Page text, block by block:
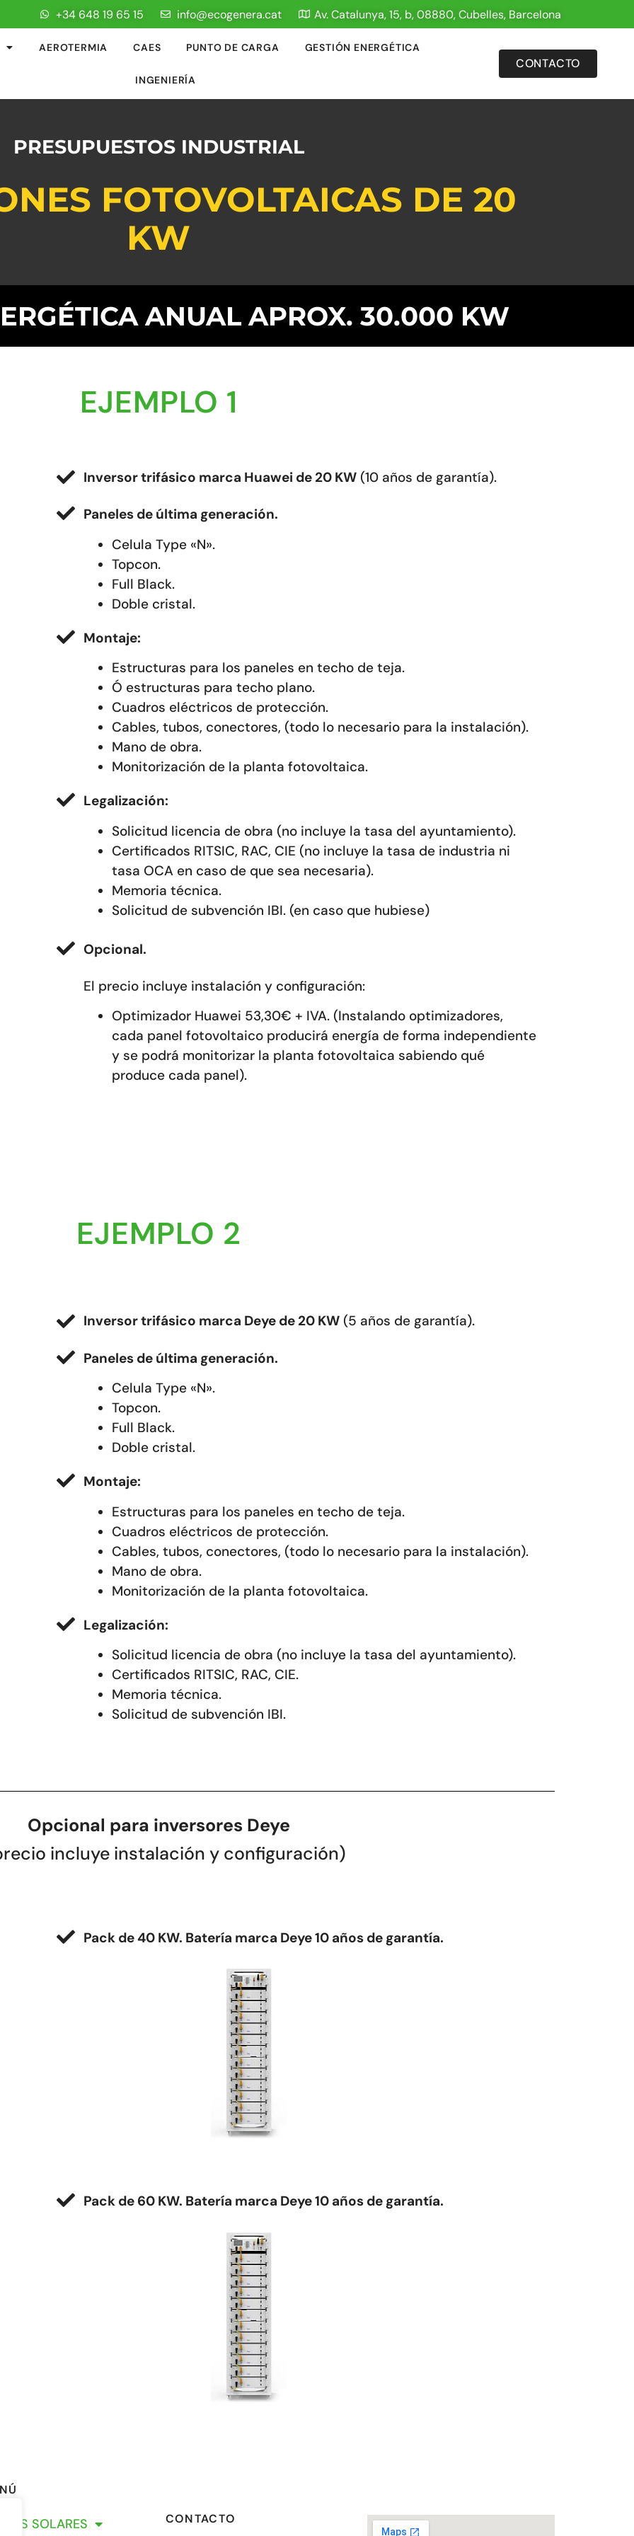
+34 648 19 65 15 info@ecogenera.cat Av. Catalunya, 15, b, 08880, Cubelles, Barcelona
AEROTERMIA CAES PUNTO DE CARGA GESTIÓN ENERGÉTICA
INGENIERÍA
CONTACTO
PRESUPUESTOS INDUSTRIAL
FOTOVOLTAICAS DE 20
KW
ANUAL APROX. 30.000 KW
EJEMPLO 1
Inversor trifásico marca Huawei de 20 KW(10 años de garantía).
Paneles de última generación.
Celula Type «N».
Topcon.
Full Black.
Doble cristal.
Montaje:
Estructuras para los paneles en techo de teja.
Ó estructuras para techo plano.
Cuadros eléctricos de protección.
Cables, tubos, conectores, (todo lo necesario para la instalación).
Mano de obra.
Monitorización de la planta fotovoltaica.
Legalización:
Solicitud licencia de obra (no incluye la tasa del ayuntamiento).
Certificados RITSIC, RAC, CIE (no incluye la tasa de industria ni
tasa OCA en caso de que sea necesaria).
Memoria técnica.
Solicitud de subvención IBI. (en caso que hubiese)
Opcional.
El precio incluye instalación y configuración:
Optimizador Huawei 53,30€ + IVA. (Instalando optimizadores,
cada panel fotovoltaico producirá energía de forma independiente
y se podrá monitorizar la planta fotovoltaica sabiendo qué
produce cada panel).
EJEMPLO 2
Inversor trifásico marca Deye de 20 KW(5 años de garantía).
Paneles de última generación.
Celula Type «N».
Topcon.
Full Black.
Doble cristal.
Montaje:
Estructuras para los paneles en techo de teja.
Cuadros eléctricos de protección.
Cables, tubos, conectores, (todo lo necesario para la instalación).
Mano de obra.
Monitorización de la planta fotovoltaica.
Legalización:
Solicitud licencia de obra (no incluye la tasa del ayuntamiento).
Certificados RITSIC, RAC, CIE.
Memoria técnica.
Solicitud de subvención IBI.
Opcional para inversores Deye
incluye instalación y configuración)
Pack de 40 KW. Batería marca Deye 10 años de garantía.
Pack de 60 KW. Batería marca Deye 10 años de garantía.
SOLARES CONTACTO